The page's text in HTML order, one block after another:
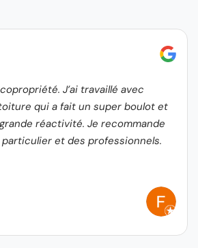
J’ai travaillé avec
qui a fait un super boulot et
réactivité. Je recommande
et des professionnels.